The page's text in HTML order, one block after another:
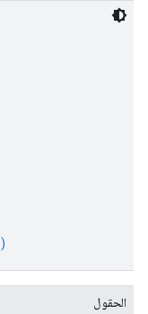
)
الحقول